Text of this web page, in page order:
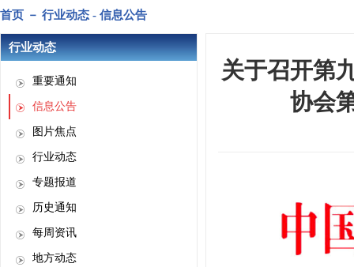
首页 － 行业动态 - 信息公告
行业动态
重要通知
信息公告
图片焦点
行业动态
专题报道
历史通知
每周资讯
地方动态
关于召开第
协会